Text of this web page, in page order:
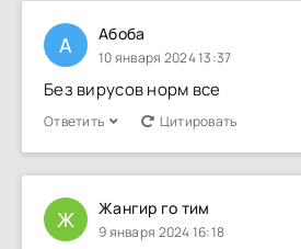
А Абоба
10 января 2024 13:37
Без вирусов норм все
Ответить Цитировать
Ж Жангир го тим
9 января 2024 16:18